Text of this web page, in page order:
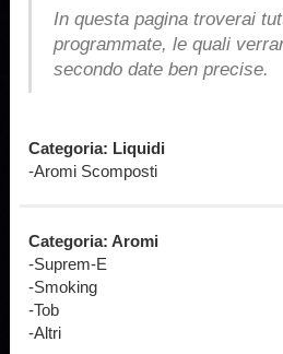
In questa pagina troverai
programmate, le quali
secondo date ben precise.
Categoria: Liquidi
-Aromi Scomposti
Categoria: Aromi
-Suprem-E
-Smoking
-Tob
-Altri